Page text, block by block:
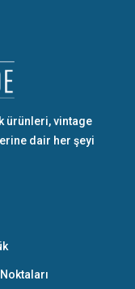
ürünleri, vintage
dair her şeyi